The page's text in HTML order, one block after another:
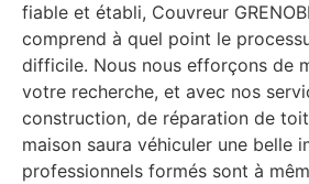
fiable et établi, Couvreur
comprend à quel point le
difficile. Nous nous efforçons de
votre recherche, et avec nos
construction, de réparation de
maison saura véhiculer une belle
professionnels formés sont à